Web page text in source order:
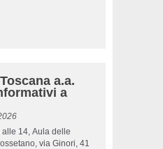
a.a.
a
alle 14, Aula delle
via Ginori, 41